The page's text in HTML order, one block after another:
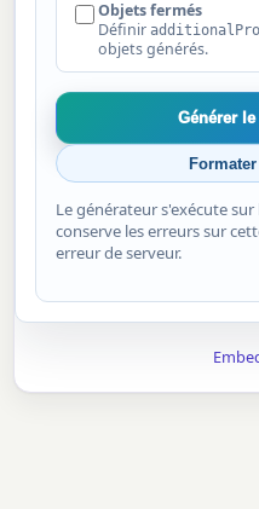
Objets fermés
Définir
objets générés.
Générer le
Le générateur s'exécute
conserve les erreurs sur
erreur de serveur.